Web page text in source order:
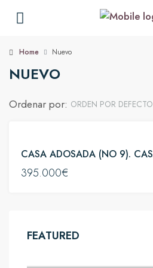
Home Nuevo
NUEVO
Ordenar por: ORDEN POR DEFECTO
DESTACADO
395.000€
FEATURED